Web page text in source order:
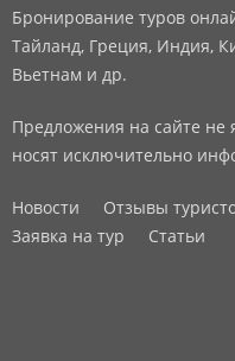
Бронирование туров
Тайланд, Греция, Индия,
Вьетнам и др.
Предложения на сайте не
носят исключительно
Новости Отзывы
Заявка на тур
Статьи